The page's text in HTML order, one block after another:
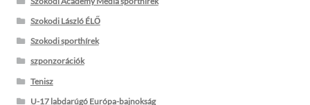
Szokodi László ÉLŐ
Szokodi sporthírek
szponzorációk
Tenisz
U-17 labdarúgó Európa-bajnokság